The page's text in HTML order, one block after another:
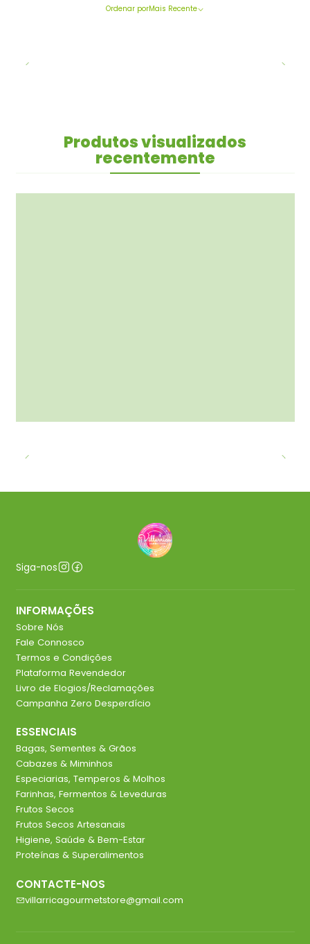
Ordenar porMais Recente
Produtos visualizados
recentemente
Siga-nos
INFORMAÇÕES
Sobre Nós
Fale Connosco
Termos e Condições
Plataforma Revendedor
Livro de Elogios/Reclamações
Campanha Zero Desperdício
ESSENCIAIS
Bagas, Sementes & Grãos
Cabazes & Miminhos
Especiarias, Temperos & Molhos
Farinhas, Fermentos & Leveduras
Frutos Secos
Frutos Secos Artesanais
Higiene, Saúde & Bem-Estar
Proteínas & Superalimentos
CONTACTE-NOS
villarricagourmetstore@gmail.com